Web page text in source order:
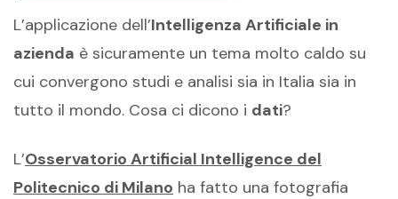
L’applicazione dell’Intelligenza Artificiale in
azienda è sicuramente un tema molto caldo su
cui convergono studi e analisi sia in Italia sia in
tutto il mondo. Cosa ci dicono i dati?
L’Osservatorio Artificial Intelligence del
Politecnico di Milano ha fatto una fotografia